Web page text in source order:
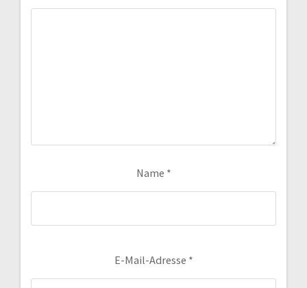
Name *
E-Mail-Adresse *